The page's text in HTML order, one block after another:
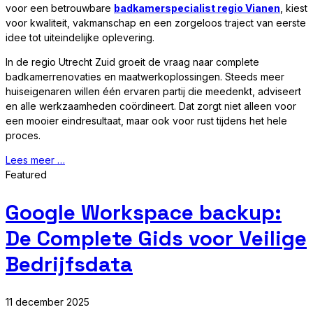
voor een betrouwbare badkamerspecialist regio Vianen , kiest
voor kwaliteit, vakmanschap en een zorgeloos traject van eerste
idee tot uiteindelijke oplevering.
In de regio Utrecht Zuid groeit de vraag naar complete
badkamerrenovaties en maatwerkoplossingen. Steeds meer
huiseigenaren willen één ervaren partij die meedenkt, adviseert
en alle werkzaamheden coördineert. Dat zorgt niet alleen voor
een mooier eindresultaat, maar ook voor rust tijdens het hele
proces.
Lees meer …
Featured
Google Workspace backup:
De Complete Gids voor Veilige
Bedrijfsdata
11 december 2025